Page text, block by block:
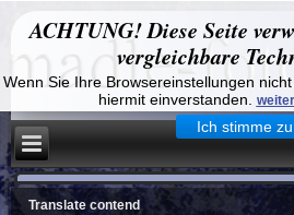
ACHTUNG! Diese Seite
vergleichbare
Wenn Sie Ihre Browsereinstellungen
hiermit einverstanden.
Ich stimme zu
Translate contend